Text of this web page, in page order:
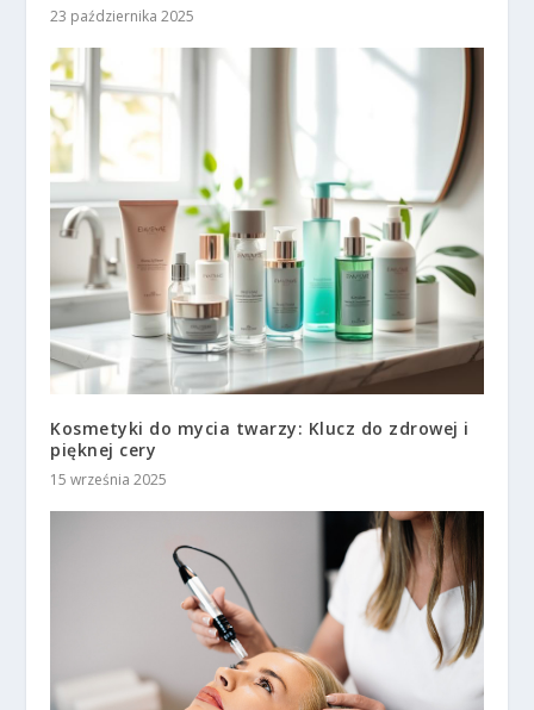
23 października 2025
Kosmetyki do mycia twarzy: Klucz do zdrowej i
pięknej cery
15 września 2025